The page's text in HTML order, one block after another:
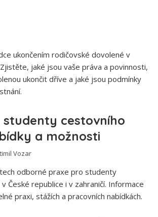
ukončením rodičovské dovolené v
jaké jsou vaše práva a povinnosti,
ukončit dříve a jaké jsou podmínky
studenty cestovního
a možnosti
Vozar
odborné praxe pro studenty
České republice i v zahraničí. Informace
praxi, stážích a pracovních nabídkách.